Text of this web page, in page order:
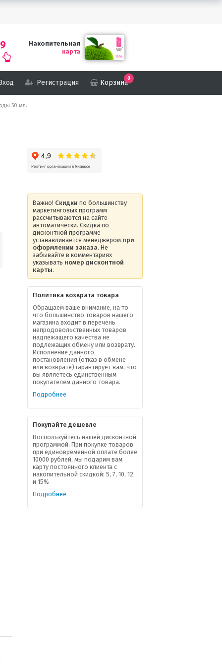
Накопительная
карта
Регистрация Корзина
0
50 мл.
Важно! Скидки по большинству
маркетинговых программ
рассчитываются на сайте
автоматически. Скидка по
дисконтной программе
устанавливается менеджером при
оформлении заказа. Не
забывайте в комментариях
указывать номер дисконтной
карты.
Политика возврата товара
Обращаем ваше внимание, на то
что большинство товаров нашего
магазина входит в перечень
непродовольственных товаров
надлежащего качества не
подлежащих обмену или возврату.
Исполнение данного
постановления (отказ в обмене
или возврате) гарантирует вам, что
вы являетесь единственным
покупателем данного товара.
Подробнее
Покупайте дешевле
Воспользуйтесь нашей дисконтной
программой. При покупке товаров
при единовременной оплате более
10000 рублей, мы подарим вам
карту постоянного клиента с
накопительной скидкой: 5, 7, 10, 12
и 15%
Подробнее